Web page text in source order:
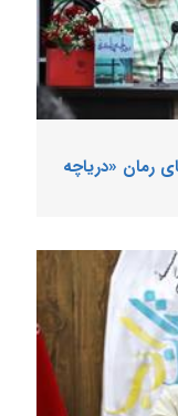
رمان «دریاچه